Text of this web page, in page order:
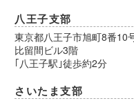
八王子支部
東京都八王子市旭町8番10
比留間ビル3階
｢八王子駅｣徒歩約2分
さいたま支部